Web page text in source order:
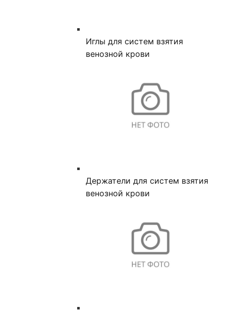
Иглы для систем взятия
венозной крови
Держатели для систем взятия
венозной крови